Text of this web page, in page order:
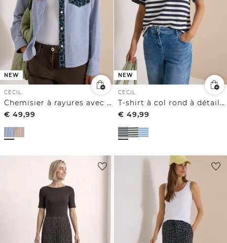
NEW
CECIL
Chemisier à rayures avec une poche poitrine léopard
€ 49,99
NEW
CECIL
T-shirt à col rond à détails léopard
€ 49,99